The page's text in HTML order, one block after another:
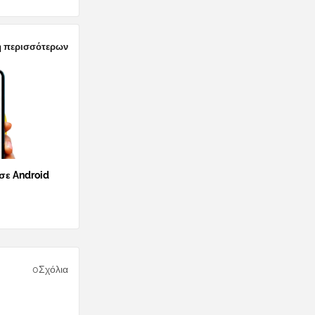
περισσότερων
Android
0Σχόλια